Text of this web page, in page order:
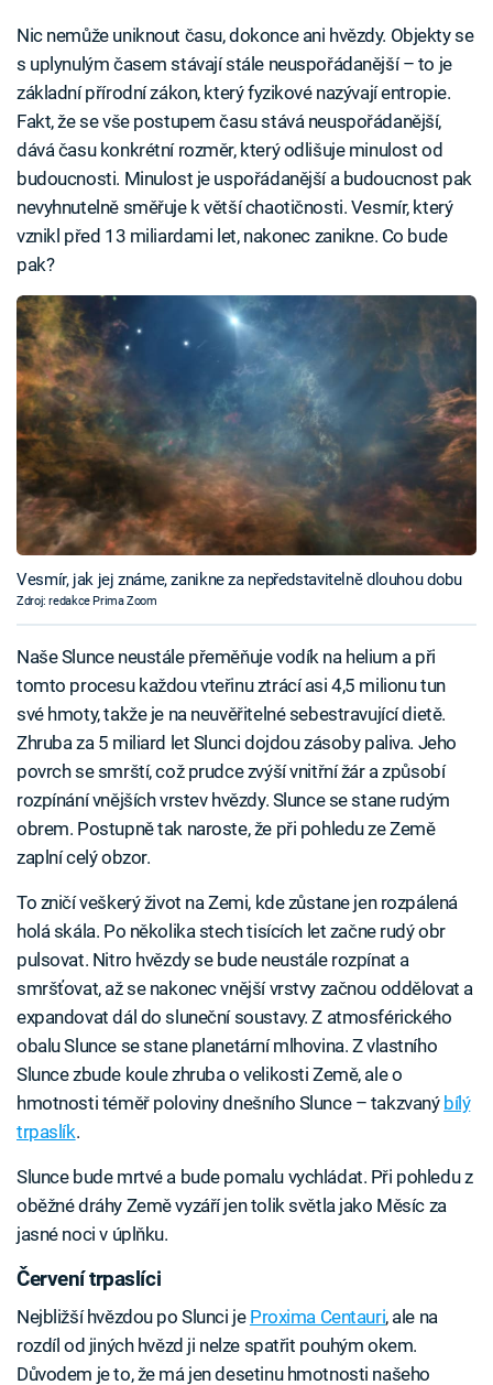
Nic nemůže uniknout času, dokonce ani hvězdy. Objekty se
s uplynulým časem stávají stále neuspořádanější – to je
základní přírodní zákon, který fyzikové nazývají entropie.
Fakt, že se vše postupem času stává neuspořádanější,
dává času konkrétní rozměr, který odlišuje minulost od
budoucnosti. Minulost je uspořádanější a budoucnost pak
nevyhnutelně směřuje k větší chaotičnosti. Vesmír, který
vznikl před 13 miliardami let, nakonec zanikne. Co bude
pak?
Vesmír, jak jej známe, zanikne za nepředstavitelně dlouhou dobu
Zdroj: redakce Prima Zoom
Naše Slunce neustále přeměňuje vodík na helium a při
tomto procesu každou vteřinu ztrácí asi 4,5 milionu tun
své hmoty, takže je na neuvěřitelné sebestravující dietě.
Zhruba za 5 miliard let Slunci dojdou zásoby paliva. Jeho
povrch se smrští, což prudce zvýší vnitřní žár a způsobí
rozpínání vnějších vrstev hvězdy. Slunce se stane rudým
obrem. Postupně tak naroste, že při pohledu ze Země
zaplní celý obzor.
To zničí veškerý život na Zemi, kde zůstane jen rozpálená
holá skála. Po několika stech tisících let začne rudý obr
pulsovat. Nitro hvězdy se bude neustále rozpínat a
smršťovat, až se nakonec vnější vrstvy začnou oddělovat a
expandovat dál do sluneční soustavy. Z atmosférického
obalu Slunce se stane planetární mlhovina. Z vlastního
Slunce zbude koule zhruba o velikosti Země, ale o
hmotnosti téměř poloviny dnešního Slunce – takzvaný bílý
trpaslík.
Slunce bude mrtvé a bude pomalu vychládat. Při pohledu z
oběžné dráhy Země vyzáří jen tolik světla jako Měsíc za
jasné noci v úplňku.
Červení trpaslíci
Nejbližší hvězdou po Slunci je Proxima Centauri, ale na
rozdíl od jiných hvězd ji nelze spatřit pouhým okem.
Důvodem je to, že má jen desetinu hmotnosti našeho